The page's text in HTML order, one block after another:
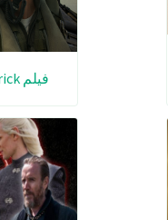
فيلم Top Gun: Maverick - مراجعة